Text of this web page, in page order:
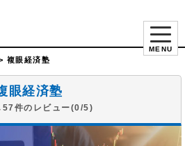
MENU
複眼経済塾
眼経済塾
57件のレビュー(0/5)